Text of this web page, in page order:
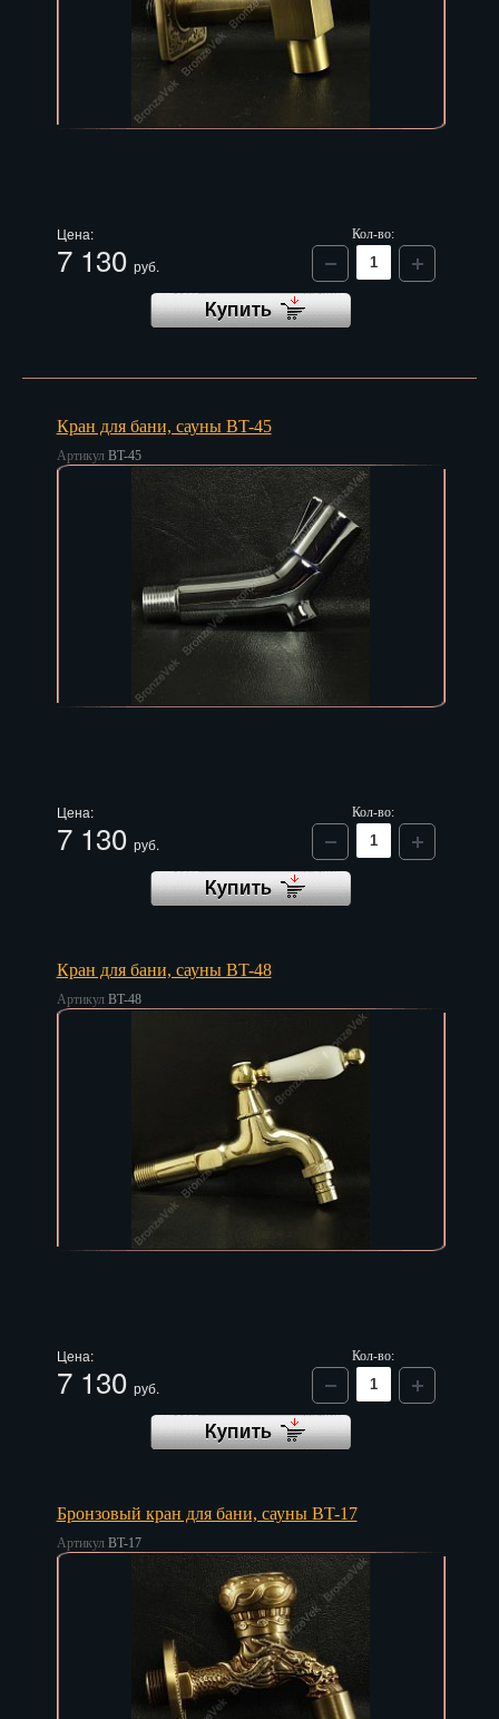
Цена:
7 130 руб.
Кол-во:
Кран для бани, сауны BT-45
Артикул BT-45
Цена:
7 130 руб.
Кол-во:
Кран для бани, сауны BT-48
Артикул BT-48
Цена:
7 130 руб.
Кол-во:
Бронзовый кран для бани, сауны BT-17
Артикул BT-17